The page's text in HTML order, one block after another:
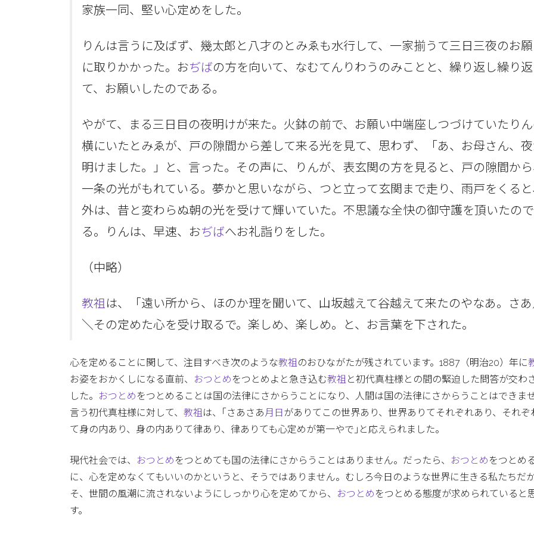
家族一同、堅い心定めをした。
りんは言うに及ばず、幾太郎と八才のとみゑも水行して、一家揃うて三日三夜のお
に取りかかった。おぢばの方を向いて、なむてんりわうのみことと、繰り返し繰り
て、お願いしたのである。
やがて、まる三日目の夜明けが来た。火鉢の前で、お願い中端座しつづけていたり
横にいたとみゑが、戸の隙間から差して来る光を見て、思わず、「あ、お母さん、
明けました。」と、言った。その声に、りんが、表玄関の方を見ると、戸の隙間から
一条の光がもれている。夢かと思いながら、つと立って玄関まで走り、雨戸をくると
外は、昔と変わらぬ朝の光を受けて輝いていた。不思議な全快の御守護を頂いたの
る。りんは、早速、おぢばへお礼詣りをした。
（中略）
教祖 は、「遠い所から、ほのか理を聞いて、山坂越えて谷越えて来たのやなあ。さ
＼その定めた心を受け取るで。楽しめ、楽しめ。と、お言葉を下された。
心を定めることに関して、注目すべき次のような教祖 のおひながたが残されています。1887（明治20）年に
お姿をおかくしになる直前、
おつとめ をつとめよと急き込む教祖 と初代真柱様との間の緊迫した問答が交わ
した。
おつとめ をつとめることは国の法律にさからうことになり、人間は国の法律にさからうことはできま
言う初代真柱様に対して、 教祖 は、｢さあさあ月日がありてこの世界あり、世界ありてそれぞれあり、それぞ
て身の内あり、身の内ありて律あり、律ありても心定めが第一やで｣と応えられました。
現代社会では、 おつとめ をつとめても国の法律にさからうことはありません。だったら、 おつとめ をつとめ
に、心を定めなくてもいいのかというと、そうではありません。むしろ今日のような世界に生きる私たちだ
そ、世間の風潮に流されないようにしっかり心を定めてから、
おつとめ をつとめる態度が求められていると
す。